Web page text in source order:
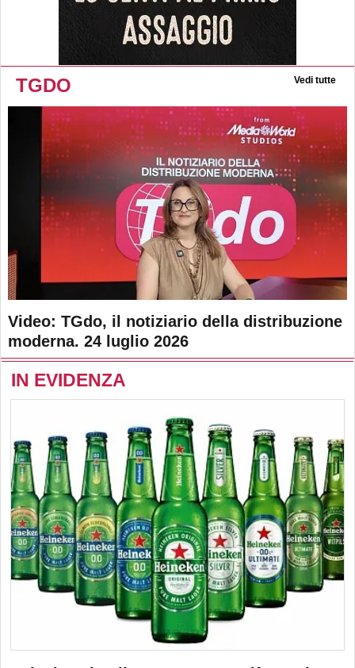
TGDO Vedi tutte
Video: TGdo, il notiziario della distribuzione
moderna. 24 luglio 2026
IN EVIDENZA